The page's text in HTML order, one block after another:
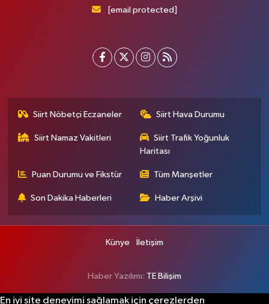
[email protected]
Siirt Nöbetçi Eczaneler Siirt Hava Durumu
Siirt Namaz Vakitleri
Siirt Trafik Yoğunluk
Haritası
Puan Durumu ve Fikstür Tüm Manşetler
Son Dakika Haberleri Haber Arşivi
Künye İletişim
Haber Yazılımı: TE Bilişim
En iyi site deneyimi sağlamak için çerezlerden